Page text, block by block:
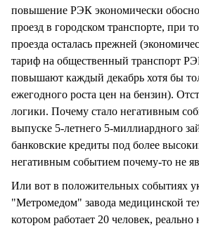
повышение РЭК экономически
проезд в городском транспорте, при
проезда осталась прежней
тариф на общественный транспорт
повышают каждый декабрь хотя бы
ежегодного роста цен на бензин).
логики. Почему стало негативным
выпуске 5-летнего 5-миллиардного
банковские кредиты под более
негативным событием почему-то не
Или вот в положительных событиях
"Метромедом" завода медицинской
котором работает 20 человек, реально